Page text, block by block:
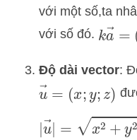
với một số,ta
với số đó. ka →
Độ dài vector:
u → =(x;y; z)
|u→| =x2+ y2 +z